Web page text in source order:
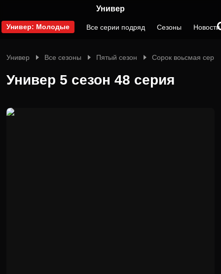
Универ
Универ: Молодые Все серии подряд Сезоны Новости
Универ Все сезоны Пятый сезон Сорок воьсмая
Универ 5 сезон 48 серия